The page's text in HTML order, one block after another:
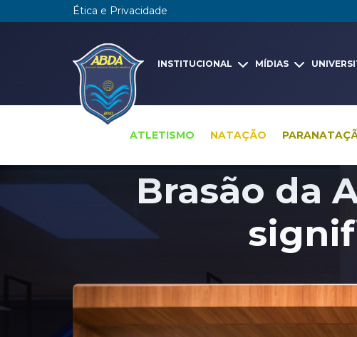
Ética e Privacidade
INSTITUCIONAL MÍDIAS
ATLETISMO NATAÇÃO
Brasão da